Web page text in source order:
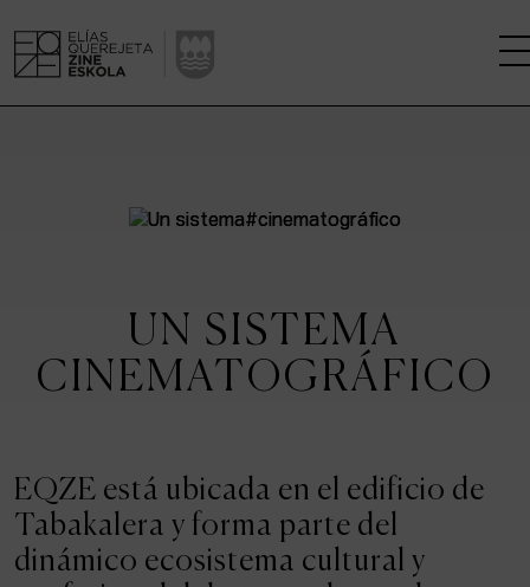
CENTRO DE INVESTIGACIÓN
KINOFABRIKA
LA CASA DEL CINE
ACTUALIDAD
UN SISTEMA
CINEMATOGRÁFICO
EQZE está ubicada en el edificio de
Tabakalera y forma parte del
dinámico ecosistema cultural y